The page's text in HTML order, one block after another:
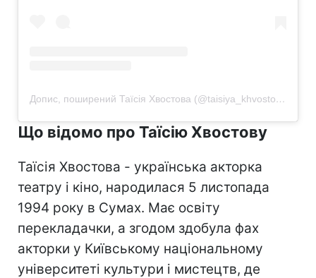
Допис, поширений Таїсія Хвостова (@taisiya_khvostova)
Що відомо про Таїсію Хвостову
Таїсія Хвостова - українська акторка
театру і кіно, народилася 5 листопада
1994 року в Сумах. Має освіту
перекладачки, а згодом здобула фах
акторки у Київському національному
університеті культури і мистецтв, де